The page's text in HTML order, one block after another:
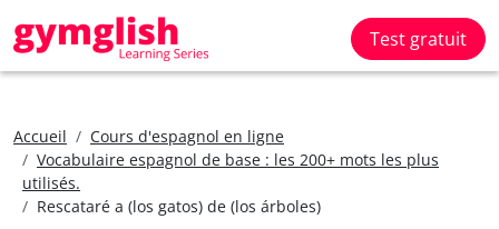
Test gratuit
Accueil
Cours d'espagnol en ligne
Vocabulaire espagnol de base : les 200+ mots les plus
utilisés.
Rescataré a (los gatos) de (los árboles)